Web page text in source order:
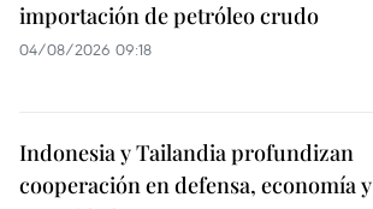
importación de petróleo crudo
04/08/2026 09:18
Indonesia y Tailandia profundizan
cooperación en defensa, economía y